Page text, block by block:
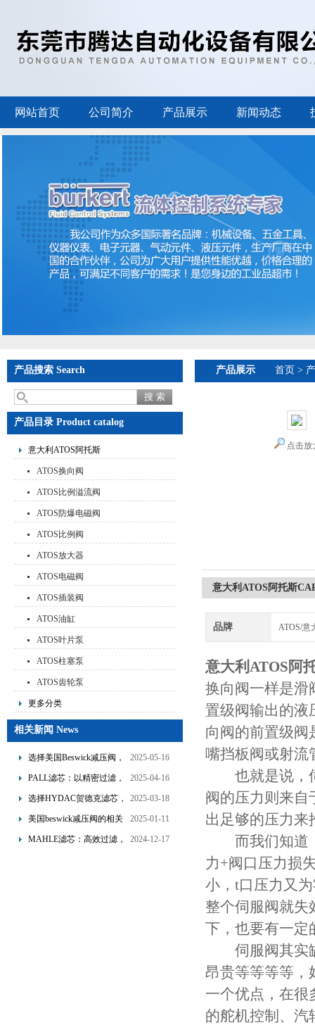
网站首页 公司简介 产品展示 新闻动态
产品搜索 Search
产品目录 Product catalog
意大利ATOS阿托斯
ATOS换向阀
ATOS比例溢流阀
ATOS防爆电磁阀
ATOS比例阀
ATOS放大器
ATOS电磁阀
ATOS插装阀
ATOS油缸
ATOS叶片泵
ATOS柱塞泵
ATOS齿轮泵
更多分类
相关新闻 News
选择美国Beswick减压阀，
提升流体系统效率
2025-05-16
PALL滤芯：以精密过滤，
为工业流体筑起“隐形安全
2025-04-16
选择HYDAC贺德克滤芯，
享受精准过滤与稳定性能
2025-03-18
美国beswick减压阀的相关
知识
2025-01-11
MAHLE滤芯：高效过滤，
2024-12-17
产品展示 首页 >
点击放
意大利ATOS阿托斯
品牌 ATOS/意
意大利ATOS阿
换向阀一样是滑
置级阀输出的液
向阀的前置级阀
嘴挡板阀或射流
也就是说，伺
阀的压力则来自
出足够的压力来
而我们知道，
力+阀口压力损
小，t口压力又
整个伺服阀就失
下，也要有一定
伺服阀其实缺
昂贵等等等等，
一个优点，在很
的舵机控制、汽